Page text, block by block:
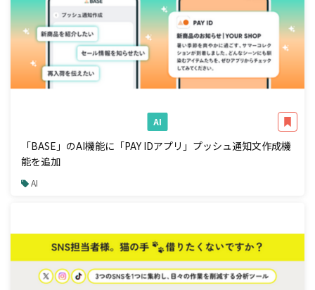
AI
「BASE」のAI機能に「PAY IDアプリ」プッシュ通知文作成機
能を追加
AI